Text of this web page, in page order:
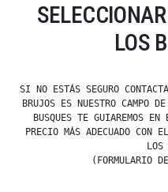
LOS
SI NO ESTÁS SEGURO
BRUJOS ES NUESTRO CAMPO
BUSQUES TE GUIAREMOS
PRECIO MÁS ADECUADO CON
LOS
(FORMULARIO